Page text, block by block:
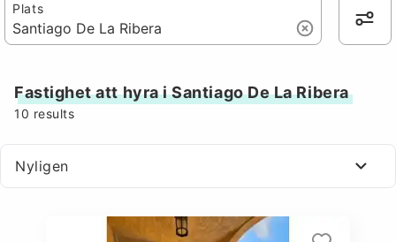
Plats
Fastighet att hyra i Santiago De La Ribera
10 results
Nyligen